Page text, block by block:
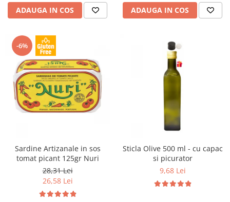
ADAUGA IN COS ADAUGA IN COS
-6%
Sardine Artizanale in sos
tomat picant 125gr Nuri
28,31 Lei
26,58 Lei
Sticla Olive 500 ml - cu capac
si picurator
9,68 Lei